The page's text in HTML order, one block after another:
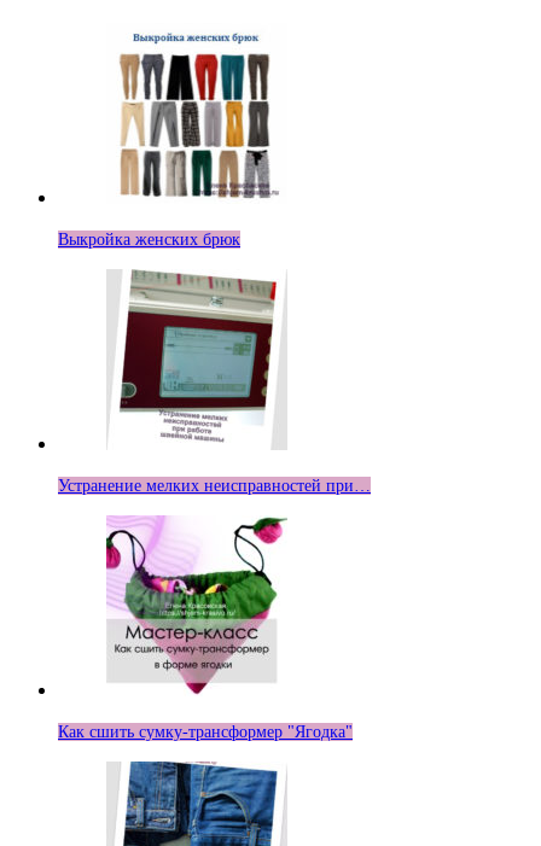
Выкройка женских брюк
Устранение мелких неисправностей при…
Как сшить сумку-трансформер "Ягодка"